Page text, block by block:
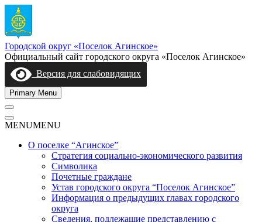
Skip
content
Городской округ «Поселок Агинское»
Официальный сайт городского округа «Поселок Агинское»
Версия для слабовидящих
Primary Menu
MENUMENU
О поселке “Агинское”
Стратегия социально-экономического развития
Символика
Почетные граждане
Устав городского округа “Поселок Агинское”
Информация о предыдущих главах городского
округа
Сведения, подлежащие представлению с